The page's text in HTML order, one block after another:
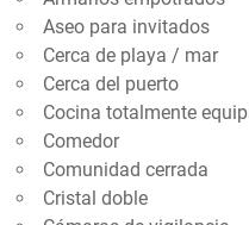
Aseo para invitados
Cerca de playa / mar
Cerca del puerto
Cocina totalmente
Comedor
Comunidad cerrada
Cristal doble